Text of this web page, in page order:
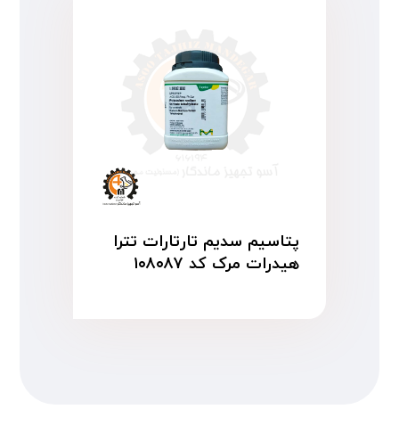
پتاسیم سدیم تارتارات تترا
هیدرات مرک کد ۱۰۸۰۸۷